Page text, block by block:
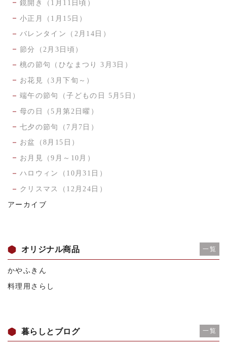
鏡開き（1月11日頃）
小正月（1月15日）
バレンタイン（2月14日）
節分（2月3日頃）
桃の節句（ひなまつり 3月3日）
お花見（3月下旬～）
端午の節句（子どもの日 5月5日）
母の日（5月第2日曜）
七夕の節句（7月7日）
お盆（8月15日）
お月見（9月～10月）
ハロウィン（10月31日）
クリスマス（12月24日）
アーカイブ
オリジナル商品 一覧
かやふきん
料理用さらし
暮らしとブログ 一覧